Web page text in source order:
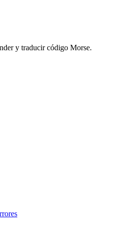
y traducir código Morse.